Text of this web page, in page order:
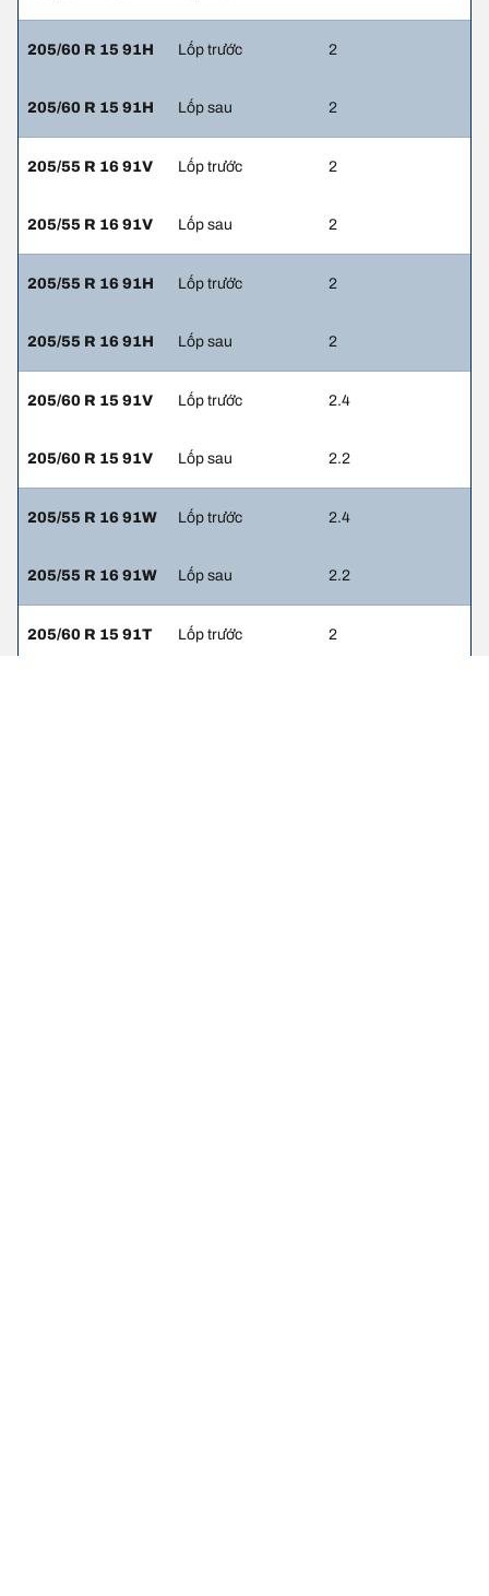
205/60 R 15 91H Lốp trước 2
205/60 R 15 91H Lốp sau 2
205/55 R 16 91V Lốp trước 2
205/55 R 16 91V Lốp sau 2
205/55 R 16 91H Lốp trước 2
205/55 R 16 91H Lốp sau 2
205/60 R 15 91V Lốp trước 2.4
205/60 R 15 91V Lốp sau 2.2
205/55 R 16 91W Lốp trước 2.4
205/55 R 16 91W Lốp sau 2.2
205/60 R 15 91T Lốp trước 2